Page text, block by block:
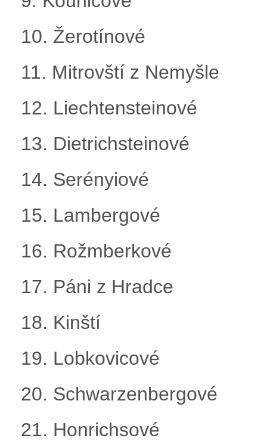
10. Žerotínové
11. Mitrovští z Nemyšle
12. Liechtensteinové
13. Dietrichsteinové
14. Serényiové
15. Lambergové
16. Rožmberkové
17. Páni z Hradce
18. Kinští
19. Lobkovicové
20. Schwarzenbergové
21. Honrichsové